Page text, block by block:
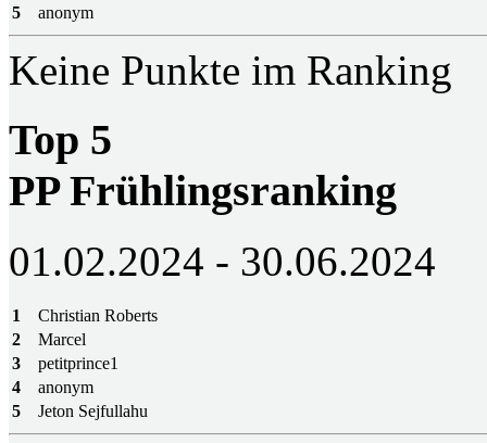
5 anonym
Keine Punkte im Ranking
Top 5
PP Frühlingsranking
01.02.2024 - 30.06.2024
1
Christian Roberts
2
Marcel
3
petitprince1
4
anonym
5
Jeton Sejfullahu